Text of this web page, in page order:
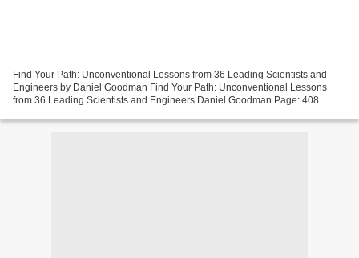
Find Your Path: Unconventional Lessons from 36 Leading Scientists and
Engineers by Daniel Goodman Find Your Path: Unconventional Lessons
from 36 Leading Scientists and Engineers Daniel Goodman Page: 408